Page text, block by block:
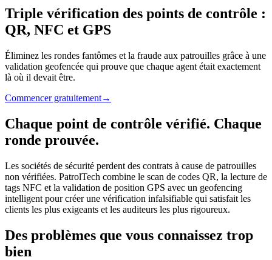
Triple vérification des points de contrôle :
QR, NFC et GPS
Éliminez les rondes fantômes et la fraude aux patrouilles grâce à une
validation geofencée qui prouve que chaque agent était exactement
là où il devait être.
Commencer gratuitement→
Chaque point de contrôle vérifié. Chaque
ronde prouvée.
Les sociétés de sécurité perdent des contrats à cause de patrouilles
non vérifiées. PatrolTech combine le scan de codes QR, la lecture de
tags NFC et la validation de position GPS avec un geofencing
intelligent pour créer une vérification infalsifiable qui satisfait les
clients les plus exigeants et les auditeurs les plus rigoureux.
Des problèmes que vous connaissez trop
bien